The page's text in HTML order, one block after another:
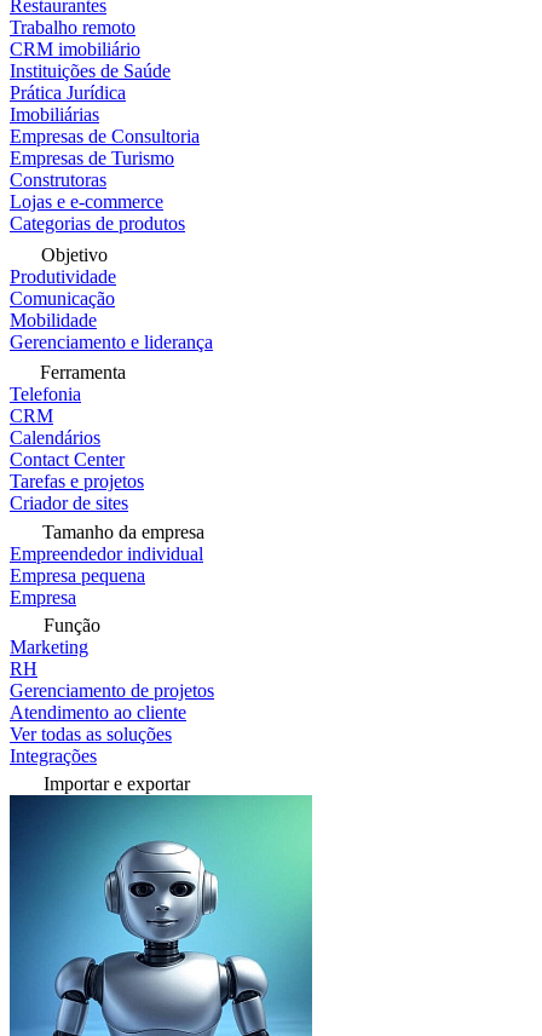
Restaurantes
Trabalho remoto
CRM imobiliário
Instituições de Saúde
Prática Jurídica
Imobiliárias
Empresas de Consultoria
Empresas de Turismo
Construtoras
Lojas e e-commerce
Categorias de produtos
Objetivo
Produtividade
Comunicação
Mobilidade
Gerenciamento e liderança
Ferramenta
Telefonia
CRM
Calendários
Contact Center
Tarefas e projetos
Criador de sites
Tamanho da empresa
Empreendedor individual
Empresa pequena
Empresa
Função
Marketing
RH
Gerenciamento de projetos
Atendimento ao cliente
Ver todas as soluções
Integrações
Importar e exportar